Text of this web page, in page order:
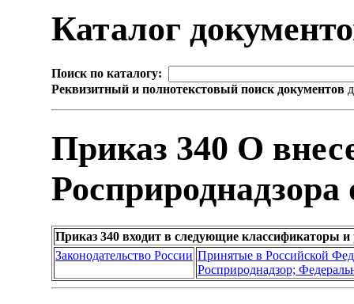
Каталог
Поиск по каталогу:
Реквизитный и полнотекстовый поиск документов
Приказ 340 О
Росприроднадзора
Приказ 340 входит в следующие классификаторы и
Законодательство России Принятые в Российской
Росприроднадзор;